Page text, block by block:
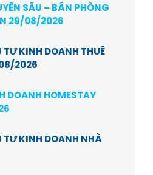
SÂU – BÁN PHÒNG
29/08/2026
KINH DOANH THUÊ
2026
DOANH HOMESTAY
TƯ KINH DOANH NHÀ